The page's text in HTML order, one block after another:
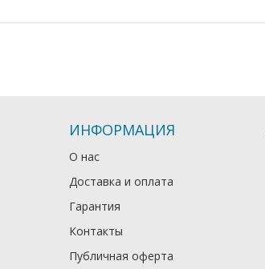
ИНФОРМАЦИЯ
О нас
Доставка и оплата
Гарантия
Контакты
Публичная оферта